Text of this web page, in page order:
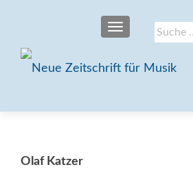
Suche
nach:
SCHALTE
Olaf Katzer